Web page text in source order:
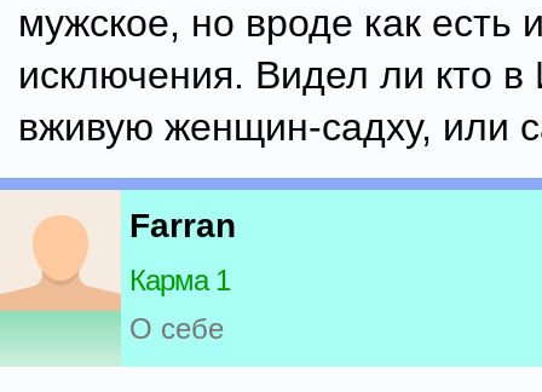
мужское, но вроде как есть
исключения. Видел ли кто в
вживую женщин-садху, или
Farran
Карма 1
О себе